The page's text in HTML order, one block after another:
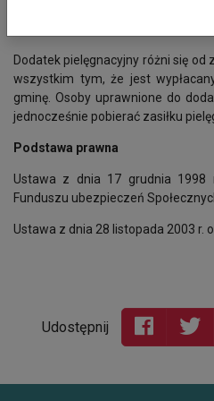
Dodatek pielęgnacyjny różni się od
wszystkim tym, że jest
gminę. Osoby uprawnione do
jednocześnie pobierać zasiłku
Podstawa prawna​​​​​
Ustawa z dnia 17 grudnia
Funduszu ubezpieczeń
Ustawa z dnia 28 listopada 2003 r.
Udostępnij